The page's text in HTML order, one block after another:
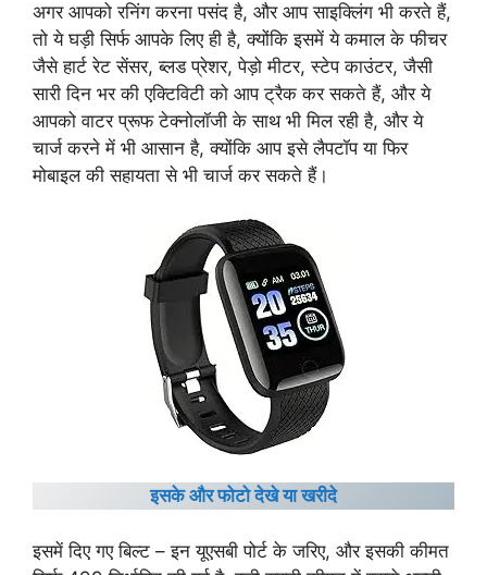
अगर आपको रनिंग करना पसंद है, और आप साइक्लिंग भी करते हैं,
तो ये घड़ी सिर्फ आपके लिए ही है, क्योंकि इसमें ये कमाल के फीचर
जैसे हार्ट रेट सेंसर, ब्लड प्रेशर, पेड़ो मीटर, स्टेप काउंटर, जैसी
सारी दिन भर की एक्टिविटी को आप ट्रैक कर सकते हैं, और ये
आपको वाटर प्रूफ टेक्नोलॉजी के साथ भी मिल रही है, और ये
चार्ज करने में भी आसान है, क्योंकि आप इसे लैपटॉप या फिर
मोबाइल की सहायता से भी चार्ज कर सकते हैं।
इसके और फोटो देखे या खरीदे
इसमें दिए गए बिल्ट – इन यूएसबी पोर्ट के जरिए, और इसकी कीमत